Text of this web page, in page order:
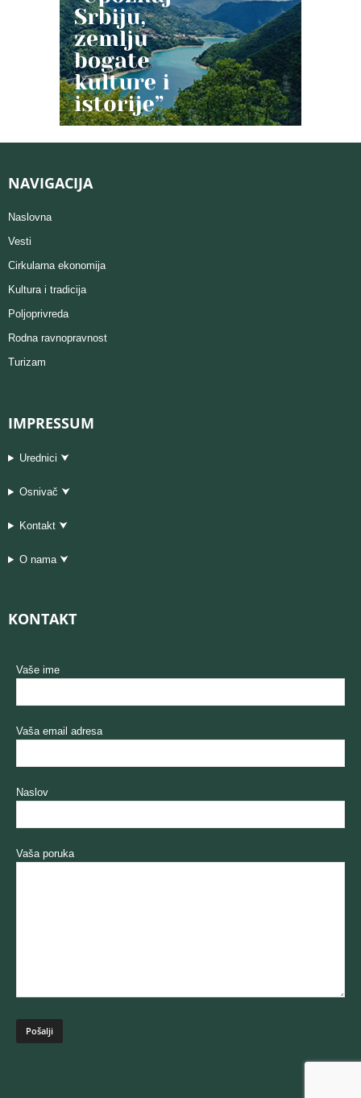
NAVIGACIJA
Naslovna
Vesti
Cirkularna ekonomija
Kultura i tradicija
Poljoprivreda
Rodna ravnopravnost
Turizam
IMPRESSUM
Urednici ⮟
Osnivač ⮟
Kontakt ⮟
O nama ⮟
KONTAKT
Vaše ime
Vaša email adresa
Naslov
Vaša poruka